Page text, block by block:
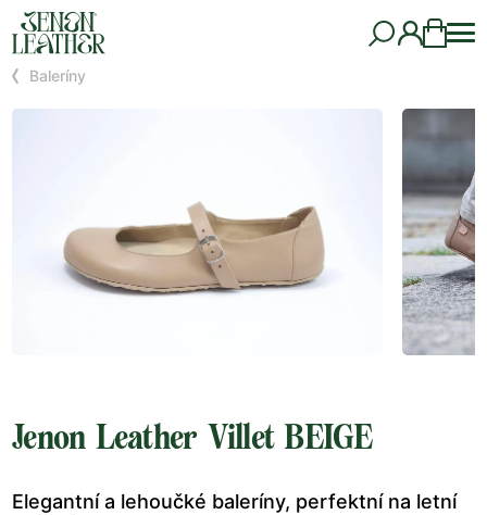
Baleríny
Jenon Leather Villet BEIGE
Elegantní a lehoučké baleríny, perfektní na letní